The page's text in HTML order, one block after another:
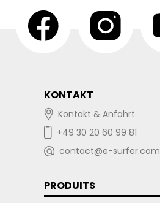
KONTAKT
Kontakt & Anfahrt
+49 30 20 60 99 81
contact@e-surfer.com
PRODUITS